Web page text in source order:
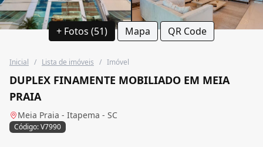
+ Fotos (51) Mapa QR Code
Inicial / Lista de imóveis / Imóvel
DUPLEX FINAMENTE MOBILIADO EM MEIA
PRAIA
Meia Praia - Itapema - SC
Código: V7990